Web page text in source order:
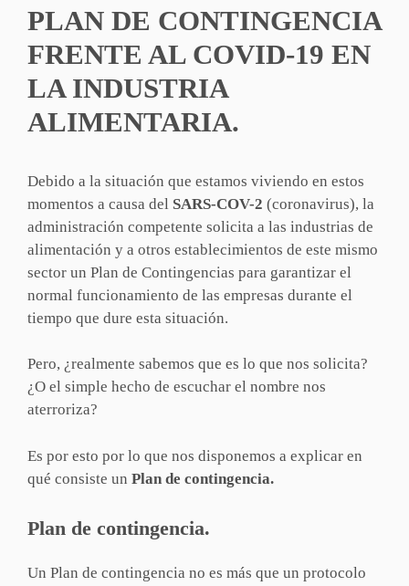
PLAN DE CONTINGENCIA
FRENTE AL COVID-19 EN
LA INDUSTRIA
ALIMENTARIA.
Debido a la situación que estamos viviendo en estos
momentos a causa del SARS-COV-2 (coronavirus), la
administración competente solicita a las industrias de
alimentación y a otros establecimientos de este mismo
sector un Plan de Contingencias para garantizar el
normal funcionamiento de las empresas durante el
tiempo que dure esta situación.
Pero, ¿realmente sabemos que es lo que nos solicita?
¿O el simple hecho de escuchar el nombre nos
aterroriza?
Es por esto por lo que nos disponemos a explicar en
qué consiste un Plan de contingencia.
Plan de contingencia.
Un Plan de contingencia no es más que un protocolo